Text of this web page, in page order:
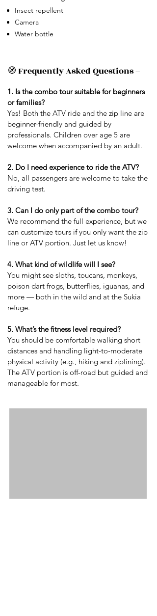
Insect repellent
Camera
Water bottle
🧭Frequently Asked Questions–
1. Is the combo tour suitable for beginners
or families?
Yes! Both the ATV ride and the zip line are
beginner-friendly and guided by
professionals. Children over age 5 are
welcome when accompanied by an adult.
2. Do I need experience to ride the ATV?
No, all passengers are welcome to take the
driving test.
3. Can I do only part of the combo tour?
We recommend the full experience, but we
can customize tours if you only want the zip
line or ATV portion. Just let us know!
4. What kind of wildlife will I see?
You might see sloths, toucans, monkeys,
poison dart frogs, butterflies, iguanas, and
more — both in the wild and at the Sukia
refuge.
5. What’s the fitness level required?
You should be comfortable walking short
distances and handling light-to-moderate
physical activity (e.g., hiking and ziplining).
The ATV portion is off-road but guided and
manageable for most.